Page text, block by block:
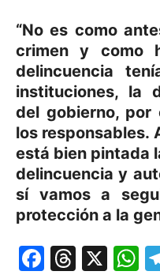
“No es como
crimen y como
delincuencia
instituciones, la
del gobierno, por
los responsables.
está bien pintada
delincuencia y
sí vamos a
protección a la
X